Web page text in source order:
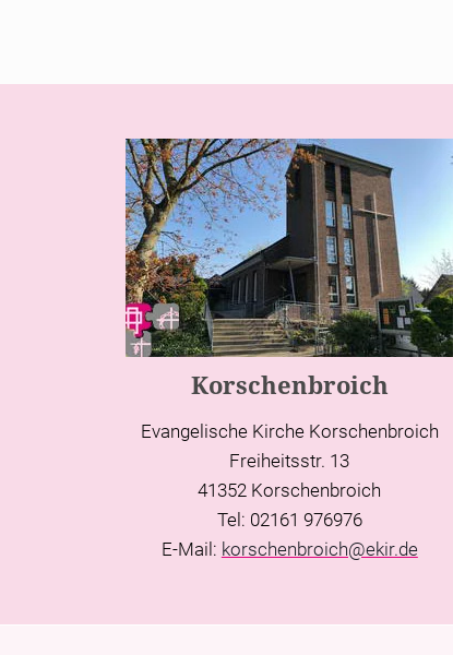
Korschenbroich
Evangelische Kirche Korschenbroich
Freiheitsstr. 13
41352 Korschenbroich
Tel: 02161 976976
E-Mail: korschenbroich@ekir.de